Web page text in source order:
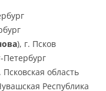
), г. Псков
Петербург
область
Республика